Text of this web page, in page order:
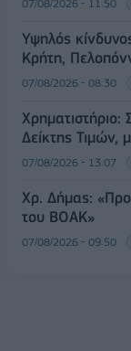
07/08/2026 - 11:50
Υψηλός
Κρήτη,
07/08/2026 - 08:30
Δείκτης Τιμών,
07/08/2026 - 13:07
Χρ. Δήμας:
του ΒΟΑΚ»
07/08/2026 - 09:50